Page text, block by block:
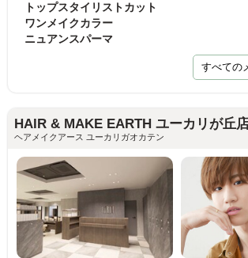
トップスタイリストカット
ワンメイクカラー
ニュアンスパーマ
すべての
HAIR & MAKE EARTH ユーカリが丘
ヘアメイクアース ユーカリガオカテン